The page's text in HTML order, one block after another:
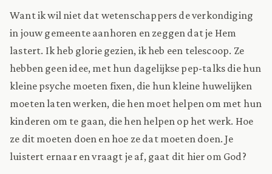
Want ik wil niet dat wetenschappers de verkondiging
in jouw gemeente aanhoren en zeggen dat je Hem
lastert. Ik heb glorie gezien, ik heb een telescoop. Ze
hebben geen idee, met hun dagelijkse pep-talks die hun
kleine psyche moeten fixen, die hun kleine huwelijken
moeten laten werken, die hen moet helpen om met hun
kinderen om te gaan, die hen helpen op het werk. Hoe
ze dit moeten doen en hoe ze dat moeten doen. Je
luistert ernaar en vraagt je af, gaat dit hier om God?